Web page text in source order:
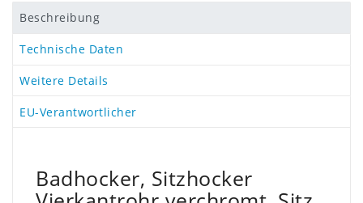
Beschreibung
Technische Daten
Weitere Details
EU-Verantwortlicher
Badhocker, Sitzhocker